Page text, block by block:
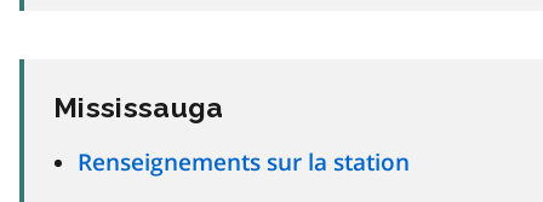
Mississauga
Renseignements sur la station